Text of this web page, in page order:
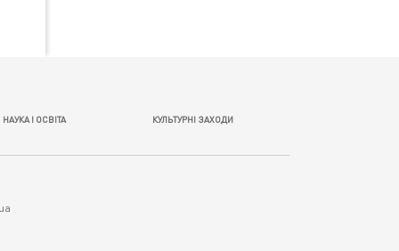
НАУКА І ОСВІТА КУЛЬТУРНІ ЗАХОДИ